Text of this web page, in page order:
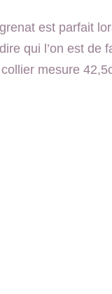
est parfait
qui l’on est de
mesure